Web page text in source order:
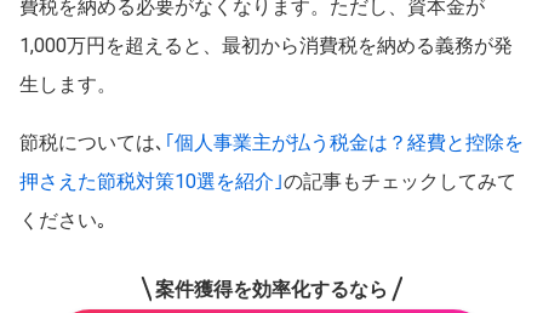
費税を納める必要がなくなります。ただし、資本金が
1,000万円を超えると、最初から消費税を納める義務が発
生します。
節税については､ ｢個人事業主が払う税金は？経費と控除を
押さえた節税対策10選を紹介｣の記事もチェックしてみて
ください｡
案件獲得を効率化するなら